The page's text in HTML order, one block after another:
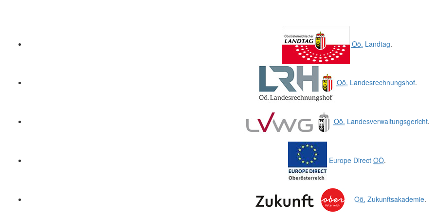
Oö. Landtag.
Oö. Landesrechnungshof.
Oö. Landesverwaltungsgericht.
Europe Direct OÖ.
Oö. Zukunftsakademie.